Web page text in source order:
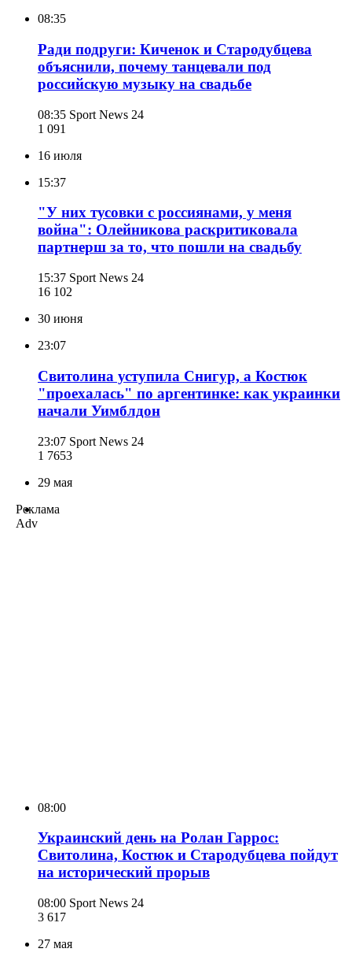
08:35
Ради подруги: Киченок и Стародубцева
объяснили, почему танцевали под
российскую музыку на свадьбе
08:35 Sport News 24
1 091
16 июля
15:37
"У них тусовки с россиянами, у меня
война": Олейникова раскритиковала
партнерш за то, что пошли на свадьбу
15:37 Sport News 24
16 102
30 июня
23:07
Свитолина уступила Снигур, а Костюк
"проехалась" по аргентинке: как украинки
начали Уимблдон
23:07 Sport News 24
1 7653
29 мая
Реклама
Adv
08:00
Украинский день на Ролан Гаррос:
Свитолина, Костюк и Стародубцева пойдут
на исторический прорыв
08:00 Sport News 24
3 617
27 мая